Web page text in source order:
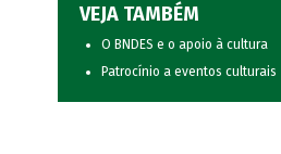
VEJA TAMBÉM
O BNDES e o apoio à cultura
Patrocínio a eventos culturais